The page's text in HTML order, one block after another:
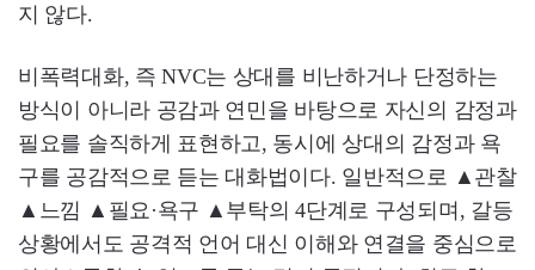
지 않다.
비폭력대화, 즉 NVC는 상대를 비난하거나 단정하는
방식이 아니라 공감과 연민을 바탕으로 자신의 감정과
필요를 솔직하게 표현하고, 동시에 상대의 감정과 욕
구를 공감적으로 듣는 대화법이다. 일반적으로 ▲관찰
▲느낌 ▲필요·욕구 ▲부탁의 4단계로 구성되며, 갈등
상황에서도 공격적 언어 대신 이해와 연결을 중심으로